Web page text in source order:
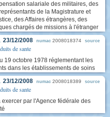
salariale des militaires, des
de la Magistrature et
des Affaires étrangères, des
chargés de missions à l'étranger
23/12/2008 numac 2008018374 source
de sante
19 octobre 1978 réglementant les
dans les établissements de soins
23/12/2008 numac 2008018389 source
de sante
par l'Agence fédérale des